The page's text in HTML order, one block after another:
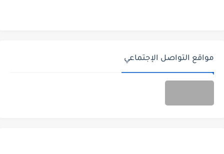
مواقع التواصل الإجتماعي